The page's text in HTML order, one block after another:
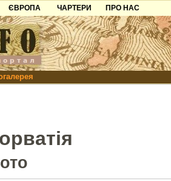
ЄВРОПА
Чорногорія
Хорватія
Болгарія
Албанія
ЧАРТЕРИ
ПРО НАС
Контакти
Партнерам
Додати готель